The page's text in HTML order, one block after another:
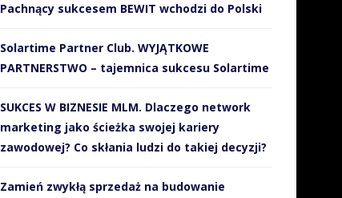
Pachnący sukcesem BEWIT wchodzi do Polski
Solartime Partner Club. WYJĄTKOWE
PARTNERSTWO – tajemnica sukcesu Solartime
SUKCES W BIZNESIE MLM. Dlaczego network
marketing jako ścieżka swojej kariery
zawodowej? Co skłania ludzi do takiej decyzji?
Zamień zwykłą sprzedaż na budowanie